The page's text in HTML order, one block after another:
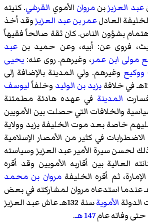
عبد العزيزبنمروان الأموي القرشي. كنيته
العادلعمر بن عبد العزيزوقد أخذ
بشؤون الناس. كان ثقة صالحاً فقيهاً
فروى عن: أبيه، وعن حميد بن عبد
مولى ابن عمر، وغيرهم. روى عنه: يحيى
ووكيع وغيرهم. ولي المدينة بالإضافة إلى
يزيد بن الوليد وخلفاًليوسف
المدينة في عهده هادئة مطمئنة
والخلافات التي حصلت بين الأمويين
خاصة بعد موت الخليفة يزيد وولاية
في كثير من الأمصار الإسلامية
لحسن سيرة الأمير عبد العزيز وسياسته
العالية بين أقاربه الأمويين وقد أقره
ثم أقره الخليفةمروان بن محمد
حتى سنة 129 هـ عندما استدعاه مروان لمشاركته في بعض
الأموية
سنة 132هـ عاش عبد العزيز
وفاته عام147 هـ .